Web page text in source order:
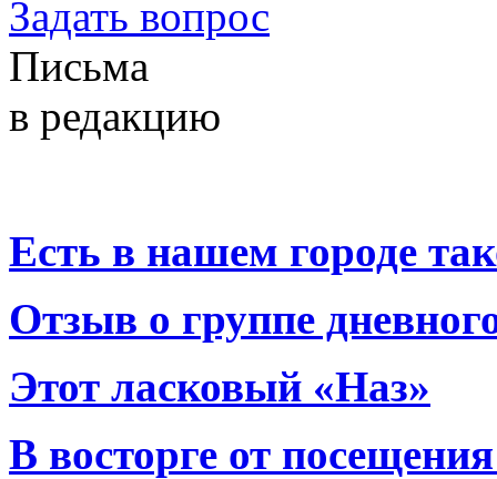
Задать вопрос
Письма
в редакцию
Есть в нашем городе
Отзыв о группе
Этот ласковый «Наз»
В восторге от